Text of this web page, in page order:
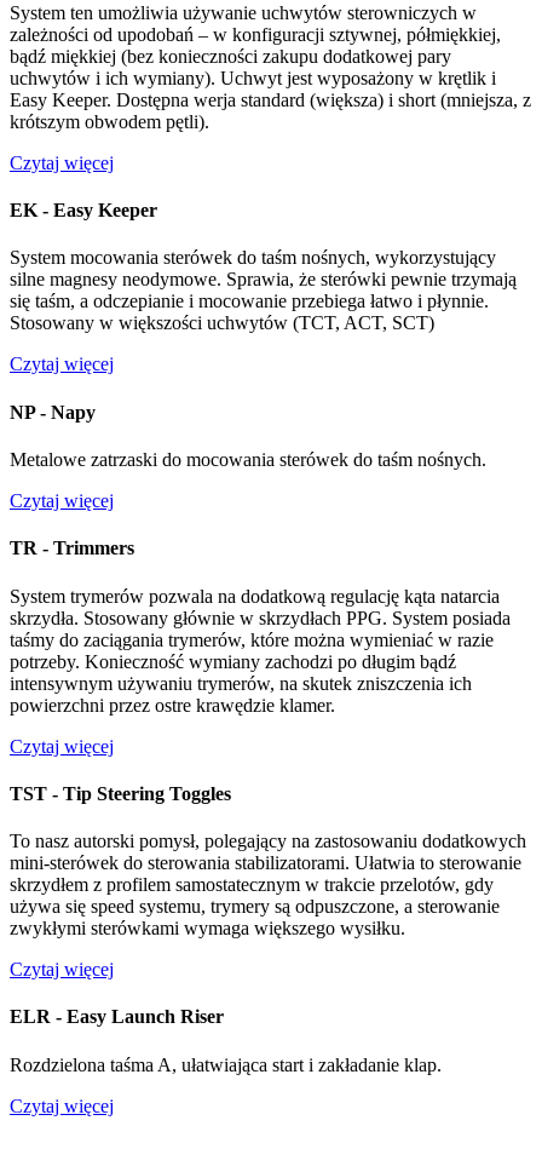
System ten umożliwia używanie uchwytów sterowniczych w
zależności od upodobań – w konfiguracji sztywnej, półmiękkiej,
bądź miękkiej (bez konieczności zakupu dodatkowej pary
uchwytów i ich wymiany). Uchwyt jest wyposażony w krętlik i
Easy Keeper. Dostępna werja standard (większa) i short (mniejsza, z
krótszym obwodem pętli).
Czytaj więcej
EK - Easy Keeper
System mocowania sterówek do taśm nośnych, wykorzystujący
silne magnesy neodymowe. Sprawia, że sterówki pewnie trzymają
się taśm, a odczepianie i mocowanie przebiega łatwo i płynnie.
Stosowany w większości uchwytów (TCT, ACT, SCT)
Czytaj więcej
NP - Napy
Metalowe zatrzaski do mocowania sterówek do taśm nośnych.
Czytaj więcej
TR - Trimmers
System trymerów pozwala na dodatkową regulację kąta natarcia
skrzydła. Stosowany głównie w skrzydłach PPG. System posiada
taśmy do zaciągania trymerów, które można wymieniać w razie
potrzeby. Konieczność wymiany zachodzi po długim bądź
intensywnym używaniu trymerów, na skutek zniszczenia ich
powierzchni przez ostre krawędzie klamer.
Czytaj więcej
TST - Tip Steering Toggles
To nasz autorski pomysł, polegający na zastosowaniu dodatkowych
mini-sterówek do sterowania stabilizatorami. Ułatwia to sterowanie
skrzydłem z profilem samostatecznym w trakcie przelotów, gdy
używa się speed systemu, trymery są odpuszczone, a sterowanie
zwykłymi sterówkami wymaga większego wysiłku.
Czytaj więcej
ELR - Easy Launch Riser
Rozdzielona taśma A, ułatwiająca start i zakładanie klap.
Czytaj więcej